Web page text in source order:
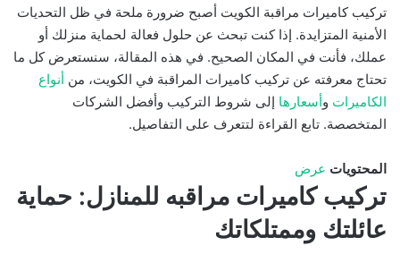
تركيب كاميرات مراقبة الكويت أصبح ضرورة ملحة في ظل التحديات
الأمنية المتزايدة. إذا كنت تبحث عن حلول فعالة لحماية منزلك أو
عملك، فأنت في المكان الصحيح. في هذه المقالة، سنستعرض كل ما
تحتاج معرفته عن تركيب كاميرات المراقبة في الكويت، من أنواع
الكاميرات وأسعارها إلى شروط التركيب وأفضل الشركات
المتخصصة. تابع القراءة لتتعرف على التفاصيل.
المحتويات عرض
تركيب كاميرات مراقبه للمنازل: حماية
عائلتك وممتلكاتك